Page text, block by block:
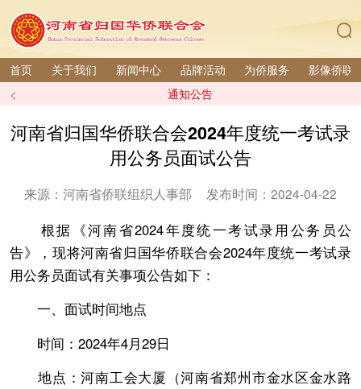
首页 关于我们 新闻中心 品牌活动 为侨服务 影像侨联
< 通知公告
河南省归国华侨联合会2024年度统一考试录
用公务员面试公告
来源：河南省侨联组织人事部 发布时间：2024-04-22
根据《河南省2024年度统一考试录用公务员公
告》，现将河南省归国华侨联合会2024年度统一考试录
用公务员面试有关事项公告如下：
一、面试时间地点
时间：2024年4月29日
地点：河南工会大厦（河南省郑州市金水区金水路